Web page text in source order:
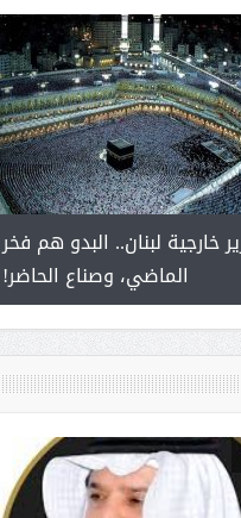
خارجية لبنان.. البدو هم فخر
الماضي، وصناع الحاضر!